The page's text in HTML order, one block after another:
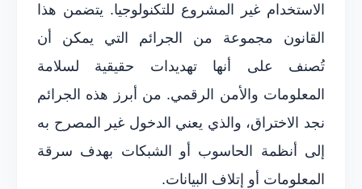
الاستخدام غير المشروع للتكنولوجيا. يتضمن هذا
القانون مجموعة من الجرائم التي يمكن أن
تُصنف على أنها تهديدات حقيقية لسلامة
المعلومات والأمن الرقمي. من أبرز هذه الجرائم
نجد الاختراق، والذي يعني الدخول غير المصرح به
إلى أنظمة الحاسوب أو الشبكات بهدف سرقة
المعلومات أو إتلاف البيانات.